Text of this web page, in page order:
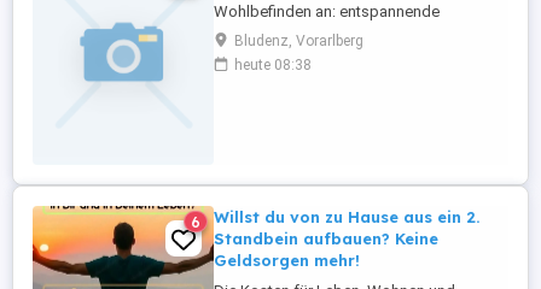
Wohlbefinden an: entspannende
Tiefengewebsmassage, Anti-Falten-
Gesichtsmassage und vieles mehr. Ich
habe eine große Auswahl an Massagen.
Bludenz, Vorarlberg
heute 08:38
6
Willst du von zu Hause aus ein 2.
Standbein aufbauen? Keine
Geldsorgen mehr!